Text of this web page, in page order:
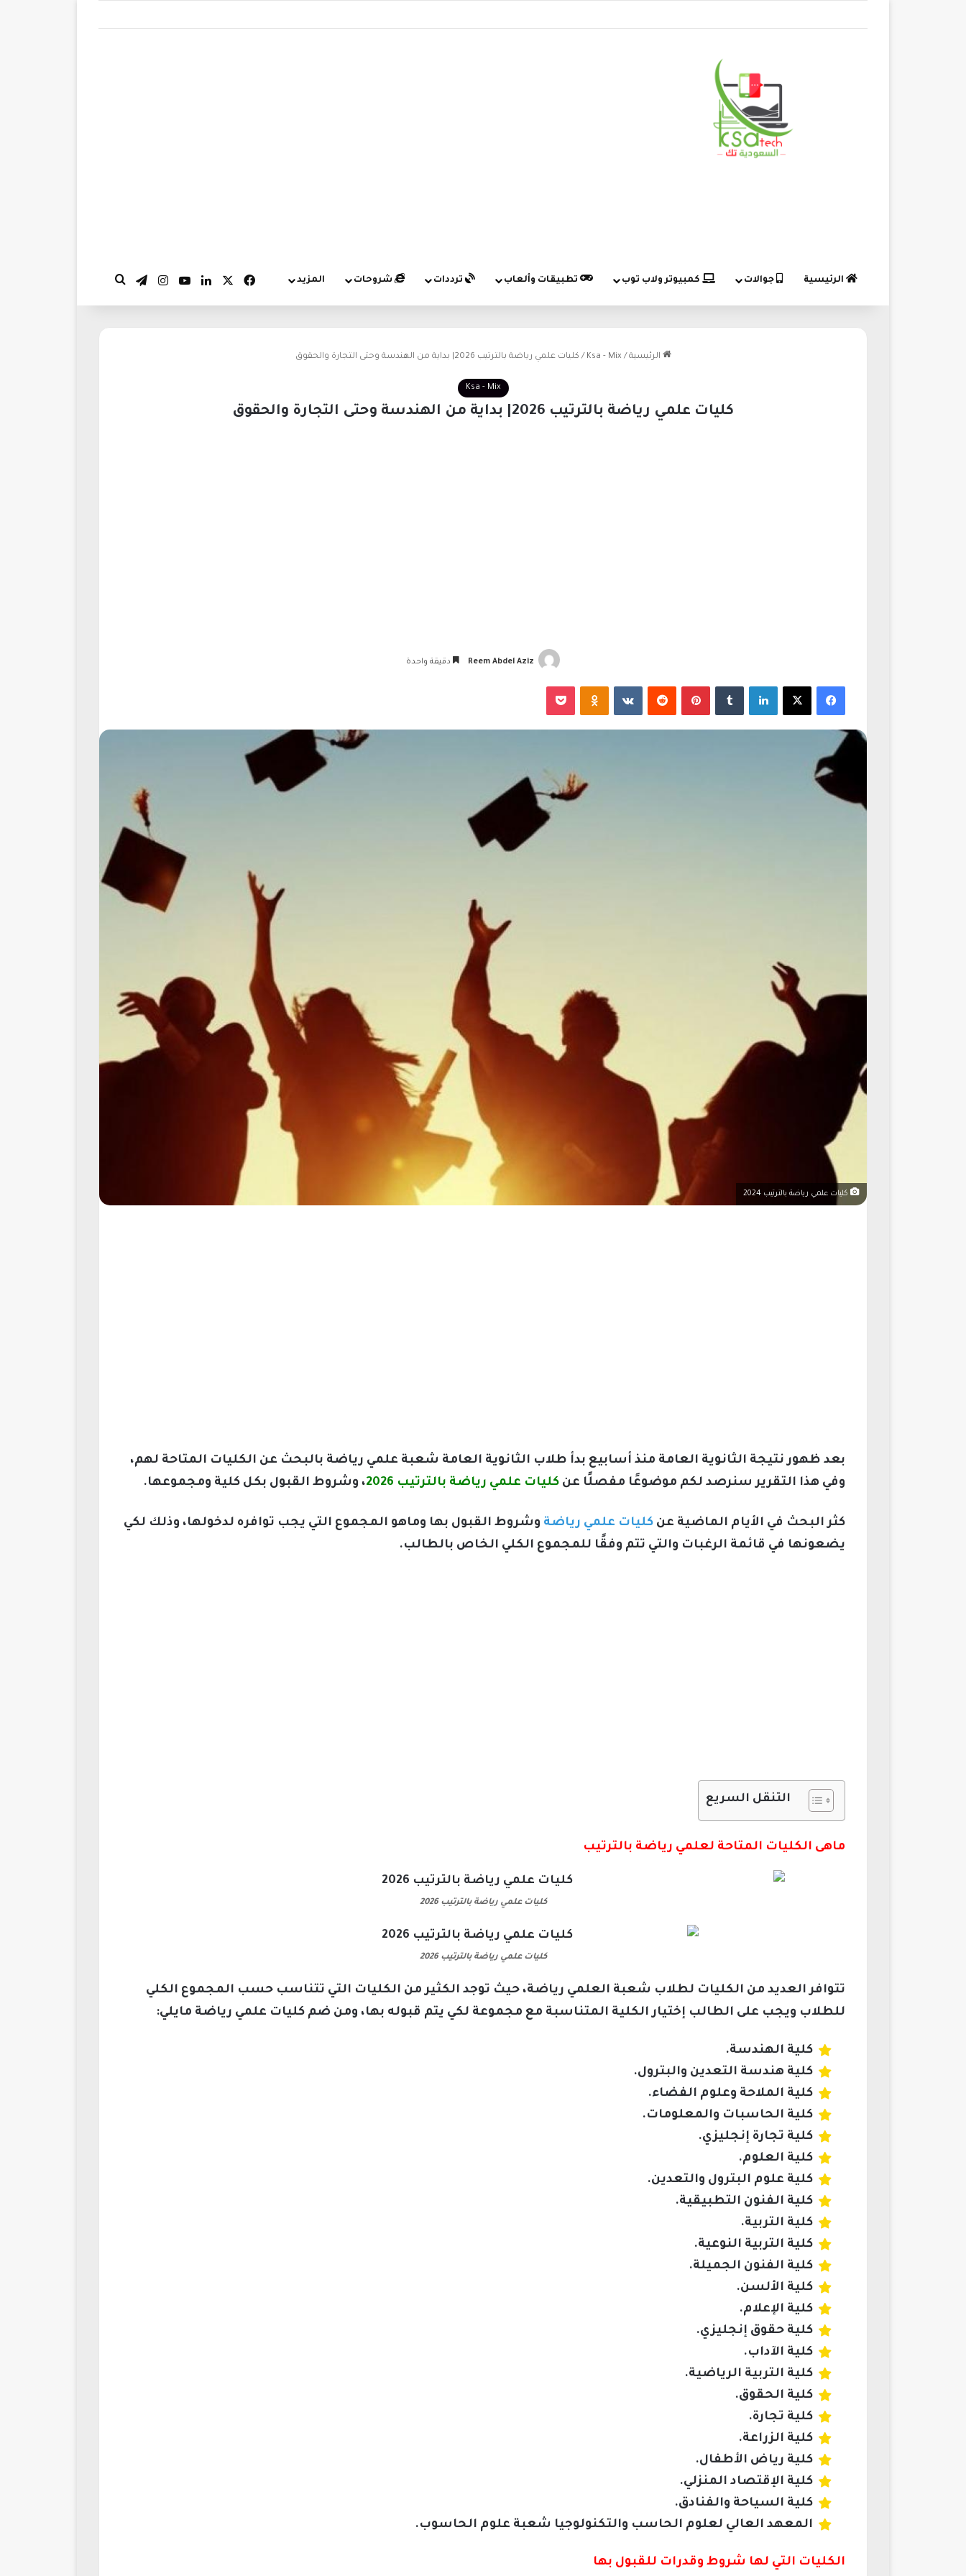
الرئيسية جوالات كمبيوتر ولاب توب تطبيقات وألعاب ترددات شروحات المزيد فيسبوك لينكدإن‫YouTubeانستقرام
تيلقرام
الرئيسية /
Ksa - Mix
/ كليات علمي رياضة بالترتيب 2026| بداية من الهندسة وحتى التجارة والحقوق
Ksa - Mix
كليات علمي رياضة بالترتيب 2026| بداية من الهندسة وحتى التجارة والحقوق
Reem Abdel Aziz دقيقة واحدة
فيسبوك لينكدإن بينتيريست
كليات علمي رياضة بالترتيب 2024
بعد ظهور نتيجة الثانوية العامة منذ أسابيع بدأ طلاب الثانوية العامة شعبة علمي رياضة بالبحث عن الكليات المتاحة لهم،
وفي هذا التقرير سنرصد لكم موضوعًا مفصلًا عن كليات علمي رياضة بالترتيب 2026 ، وشروط القبول بكل كلية ومجموعها.
كثر البحث في الأيام الماضية عن كليات علمي رياضة وشروط القبول بها وماهو المجموع التي يجب توافره لدخولها، وذلك لكي
يضعونها في قائمة الرغبات والتي تتم وفقًا للمجموع الكلي الخاص بالطالب.
التنقل السريع
ماهى الكليات المتاحة لعلمي رياضة بالترتيب
كليات علمي رياضة بالترتيب 2026
كليات علمي رياضة بالترتيب 2026
تتوافر العديد من الكليات لطلاب شعبة العلمي رياضة، حيث توجد الكثير من الكليات التي تتناسب حسب المجموع الكلي
للطلاب ويجب على الطالب إختيار الكلية المتناسبة مع مجموعة لكي يتم قبوله بها، ومن ضم كليات علمي رياضة مايلي:
كلية الهندسة.
كلية هندسة التعدين والبترول.
كلية الملاحة وعلوم الفضاء.
كلية الحاسبات والمعلومات.
كلية تجارة إنجليزي.
كلية العلوم.
كلية علوم البترول والتعدين.
كلية الفنون التطبيقية.
كلية التربية.
كلية التربية النوعية.
كلية الفنون الجميلة.
كلية الألسن.
كلية الإعلام.
كلية حقوق إنجليزي.
كلية الآداب.
كلية التربية الرياضية.
كلية الحقوق.
كلية تجارة.
كلية الزراعة.
كلية رياض الأطفال.
كلية الإقتصاد المنزلي.
كلية السياحة والفنادق.
المعهد العالي لعلوم الحاسب والتكنولوجيا شعبة علوم الحاسوب.
الكليات التي لها شروط وقدرات للقبول بها